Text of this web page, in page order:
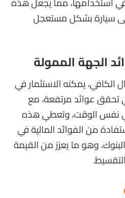
إلى سيارة بشكل مستعجل
الجهة الممولة
يمكنه الاستثمار في
تحقق عوائد مرتفعة، مع
نفس الوقت، وتعطي هذه
من الفوائد المالية في
وهو ما يعزز من القيمة